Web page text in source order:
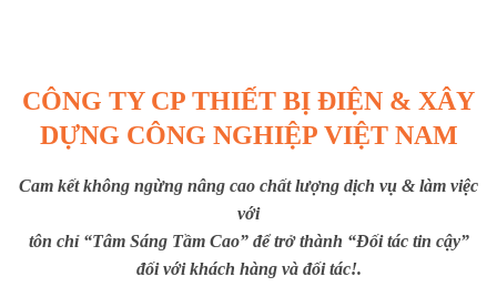
CÔNG TY CP THIẾT BỊ ĐIỆN & XÂY
DỰNG CÔNG NGHIỆP VIỆT NAM
Cam kết không ngừng nâng cao chất lượng dịch vụ & làm việc
với
tôn chỉ “Tâm Sáng Tầm Cao” để trở thành “Đối tác tin cậy”
đối với khách hàng và đối tác!.